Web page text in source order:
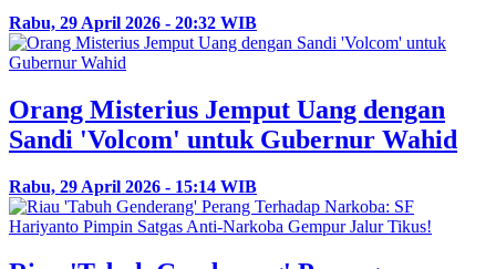
Rabu, 29 April 2026 - 20:32 WIB
Orang Misterius Jemput Uang dengan
Sandi 'Volcom' untuk Gubernur Wahid
Rabu, 29 April 2026 - 15:14 WIB